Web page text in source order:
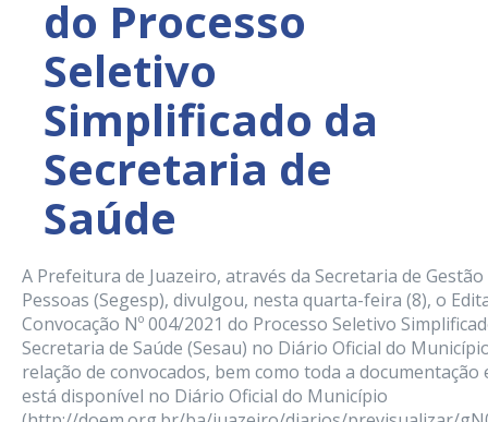
do Processo
Seletivo
Simplificado da
Secretaria de
Saúde
A Prefeitura de Juazeiro, através da Secretaria de Gestão
Pessoas (Segesp), divulgou, nesta quarta-feira (8), o
Convocação Nº 004/2021 do Processo Seletivo
Secretaria de Saúde (Sesau) no Diário Oficial do
relação de convocados, bem como toda a documentação
está disponível no Diário Oficial do Município